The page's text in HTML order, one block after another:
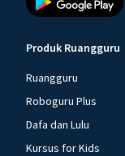
Produk Ruangguru
Ruangguru
Roboguru Plus
Dafa dan Lulu
Kursus for Kids